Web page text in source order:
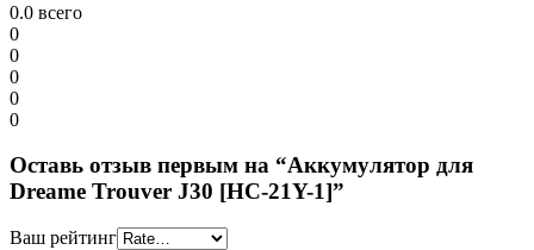
0.0 всего
0
0
0
0
0
Оставь отзыв первым на “Аккумулятор для
Dreame Trouver J30 [HC-21Y-1]”
Ваш рейтинг